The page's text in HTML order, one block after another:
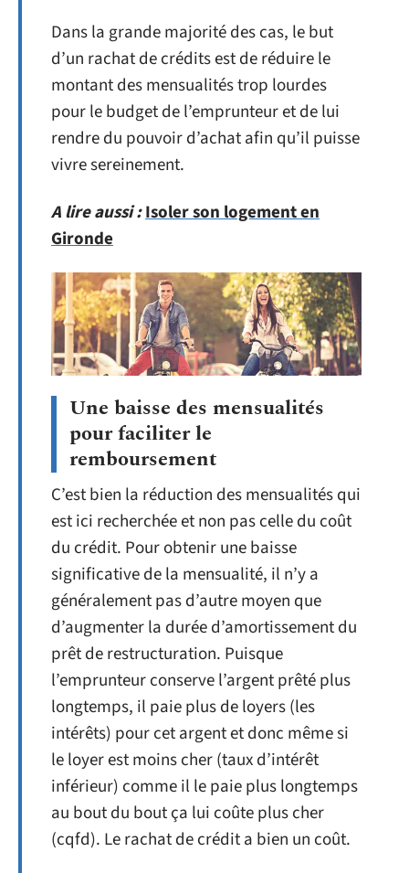
Dans la grande majorité des cas, le but
d’un rachat de crédits est de réduire le
montant des mensualités trop lourdes
pour le budget de l’emprunteur et de lui
rendre du pouvoir d’achat afin qu’il puisse
vivre sereinement.
A lire aussi :Isoler son logement en
Gironde
Une baisse des mensualités
pour faciliter le
remboursement
C’est bien la réduction des mensualités qui
est ici recherchée et non pas celle du coût
du crédit. Pour obtenir une baisse
significative de la mensualité, il n’y a
généralement pas d’autre moyen que
d’augmenter la durée d’amortissement du
prêt de restructuration. Puisque
l’emprunteur conserve l’argent prêté plus
longtemps, il paie plus de loyers (les
intérêts) pour cet argent et donc même si
le loyer est moins cher (taux d’intérêt
inférieur) comme il le paie plus longtemps
au bout du bout ça lui coûte plus cher
(cqfd). Le rachat de crédit a bien un coût.